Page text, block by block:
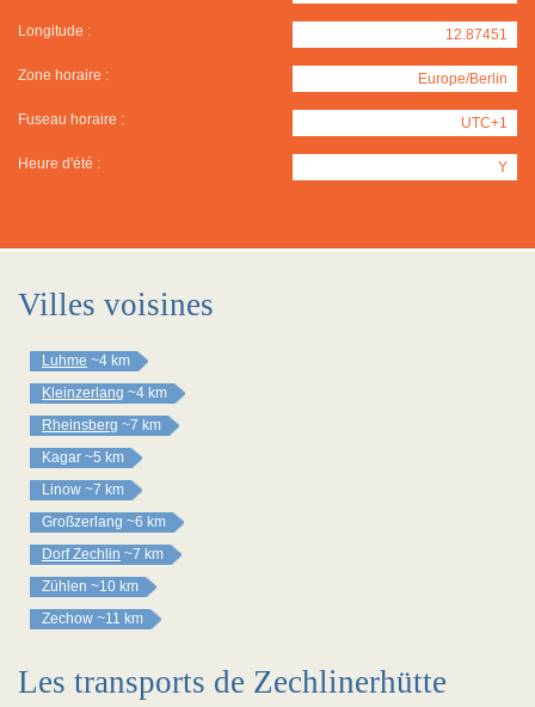
Longitude : 12.87451
Zone horaire : Europe/Berlin
Fuseau horaire : UTC+1
Heure d'été : Y
Villes voisines
Luhme ~4 km
Kleinzerlang ~4 km
Rheinsberg ~7 km
Kagar ~5 km
Linow ~7 km
Großzerlang ~6 km
Dorf Zechlin ~7 km
Zühlen ~10 km
Zechow ~11 km
Les transports de Zechlinerhütte